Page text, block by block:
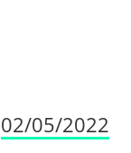
02/05/2022